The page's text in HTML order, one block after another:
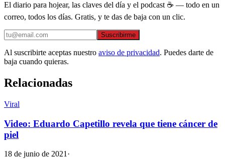
El diario para hojear, las claves del día y el podcast ☕ — todo en un
correo, todos los días. Gratis, y te das de baja con un clic.
Suscribirme
Al suscribirte aceptas nuestro aviso de privacidad. Puedes darte de
baja cuando quieras.
Relacionadas
Viral
Video: Eduardo Capetillo revela que tiene cáncer de
piel
18 de junio de 2021 ·